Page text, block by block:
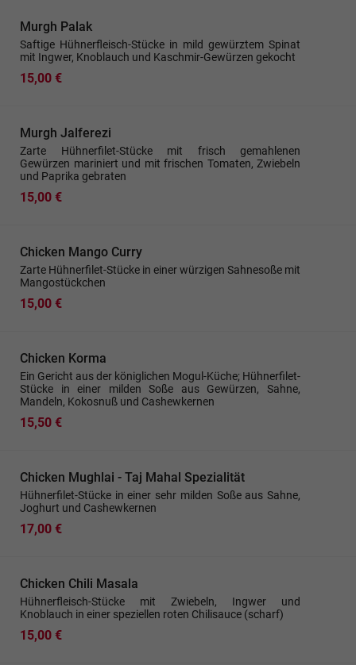
Murgh Palak
Saftige Hühnerfleisch-Stücke in mild gewürztem Spinat
mit Ingwer, Knoblauch und Kaschmir-Gewürzen gekocht
15,00 €
Murgh Jalferezi
Zarte Hühnerfilet-Stücke mit frisch gemahlenen
Gewürzen mariniert und mit frischen Tomaten, Zwiebeln
und Paprika gebraten
15,00 €
Chicken Mango Curry
Zarte Hühnerfilet-Stücke in einer würzigen Sahnesoße mit
Mangostückchen
15,00 €
Chicken Korma
Ein Gericht aus der königlichen Mogul-Küche; Hühnerfilet-
Stücke in einer milden Soße aus Gewürzen, Sahne,
Mandeln, Kokosnuß und Cashewkernen
15,50 €
Chicken Mughlai - Taj Mahal Spezialität
Hühnerfilet-Stücke in einer sehr milden Soße aus Sahne,
Joghurt und Cashewkernen
17,00 €
Chicken Chili Masala
Hühnerfleisch-Stücke mit Zwiebeln, Ingwer und
Knoblauch in einer speziellen roten Chilisauce (scharf)
15,00 €